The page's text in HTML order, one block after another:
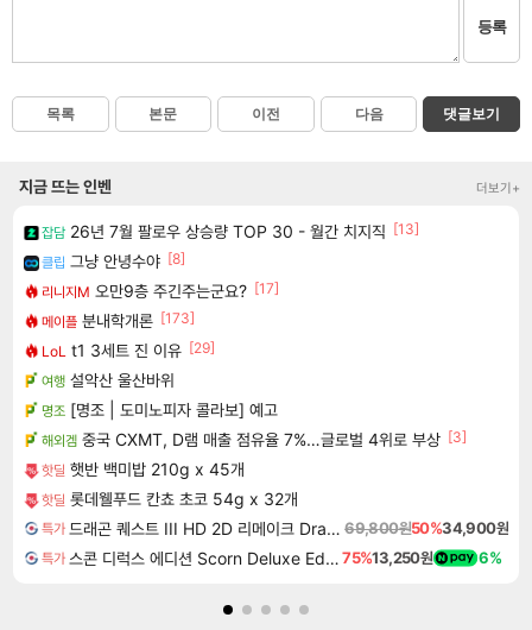
등록
목록 본문 이전 다음 댓글보기
지금 뜨는 인벤 더보기+
잡담 26년 7월 팔로우 상승량 TOP 30 - 월간 치지직 [13]
클립 그냥 안녕수야 [8]
리니지M 오만9층 주긴주는군요? [17]
메이플 분내학개론 [173]
LoL t1 3세트 진 이유 [29]
여행 설악산 울산바위
명조 [명조 | 도미노피자 콜라보] 예고
해외겜 중국 CXMT, D램 매출 점유율 7%…글로벌 4위로 부상 [3]
핫딜 햇반 백미밥 210g x 45개
핫딜 롯데웰푸드 칸쵸 초코 54g x 32개
특가 드래곤 퀘스트 III HD 2D 리메이크 Dragon Quest III HD 2D Remake 69,800원50%34,900원
특가 스콘 디럭스 에디션 Scorn Deluxe Edition75%13,250원 6%